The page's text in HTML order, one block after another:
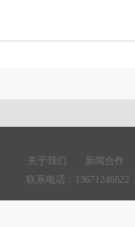
关于我们
新闻合作
联系电话：